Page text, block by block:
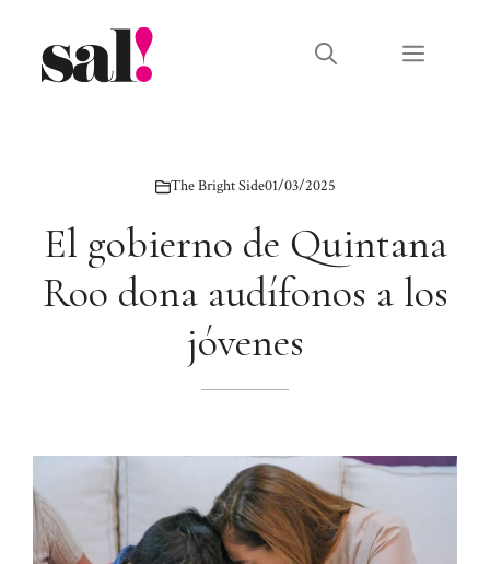
contenido
Menú
The Bright Side01/03/2025
El gobierno de Quintana
Roo dona audífonos a los
jóvenes